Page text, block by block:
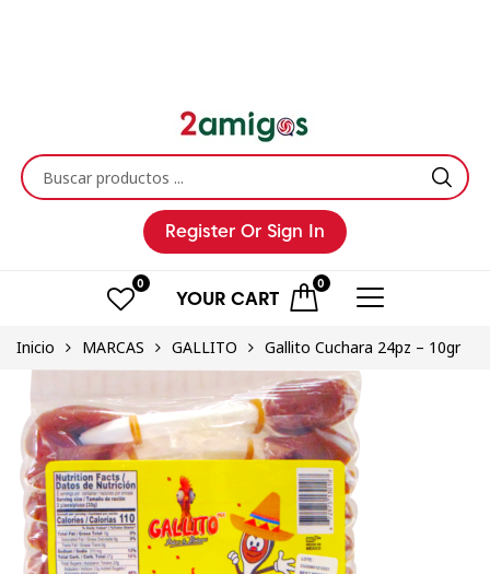
Register Or Sign In
0 0
YOUR CART
Inicio MARCAS GALLITO Gallito Cuchara 24pz – 10gr